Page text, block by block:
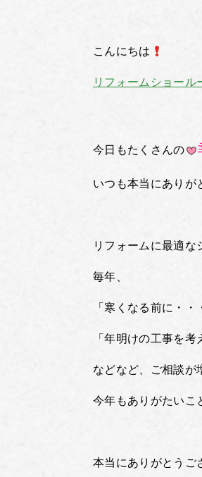
こんにちは
リフォームショール
今日もたくさんの
いつも本当にありが
リフォームに最適な
毎年、
「寒くなる前に・・
「年明けの工事を考
などなど、ご相談が
今年もありがたいこ
本当にありがとうご